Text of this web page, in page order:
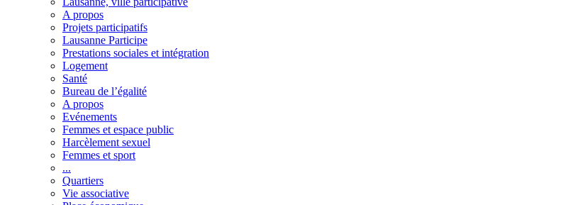
A propos
Projets participatifs
Lausanne Participe
Prestations sociales et intégration
Logement
Santé
Bureau de l’égalité
A propos
Evénements
Femmes et espace public
Harcèlement sexuel
Femmes et sport
...
Quartiers
Vie associative